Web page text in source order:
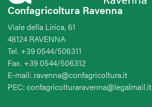
Confagricoltura Ravenna
Viale della Lirica, 61
48124 RAVENNA
Tel. +39 0544/506311
Fax. +39 0544/506312
E-mail: ravenna@confagricoltura.it
PEC: confagricolturaravenna@legalmail.it